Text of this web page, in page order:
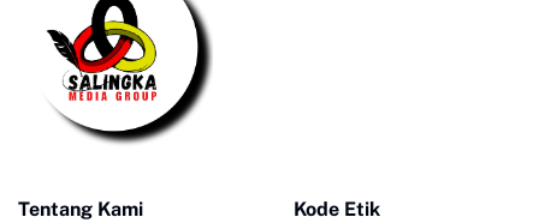
Tentang Kami Kode Etik